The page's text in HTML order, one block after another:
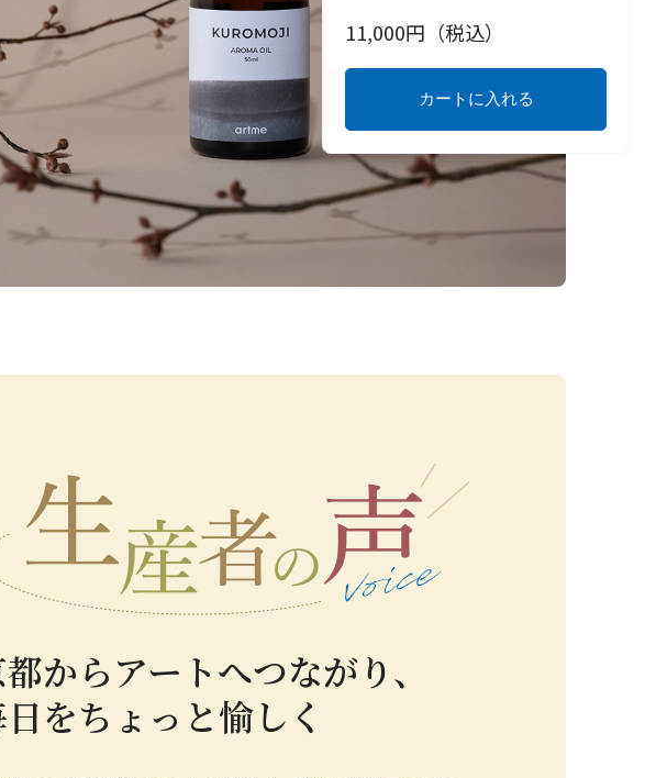
11,000円（税込）
カートに入れる
からアートへつながり、
をちょっと愉しく